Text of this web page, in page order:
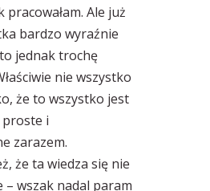
pracowałam. Ale już
bardzo wyraźnie
jednak trochę
nie wszystko
że to wszystko jest
i
zarazem.
że ta wiedza się nie
– wszak nadal param